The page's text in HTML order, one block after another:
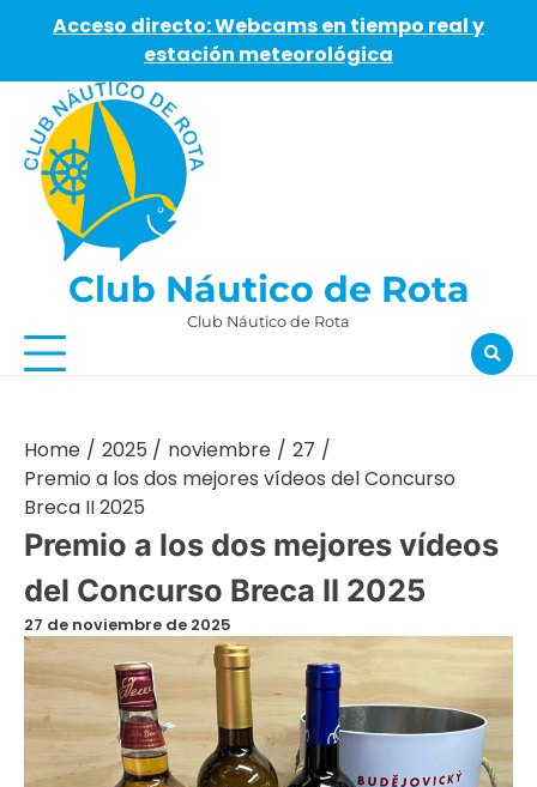
Acceso directo: Webcams en tiempo real y
estación meteorológica
content
Club Náutico de Rota
Club Náutico de Rota
Home 2025 noviembre
27
Premio a los dos mejores vídeos del Concurso
Breca II 2025
Premio a los dos mejores vídeos
del Concurso Breca II 2025
27 de noviembre de 2025